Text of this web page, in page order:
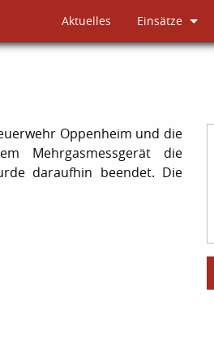
Aktuelles Einsätze
Oppenheim und die
Mehrgasmessgerät die
daraufhin beendet. Die